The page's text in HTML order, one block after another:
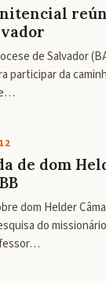
de Salvador
participar da
de dom
dom Helder
do